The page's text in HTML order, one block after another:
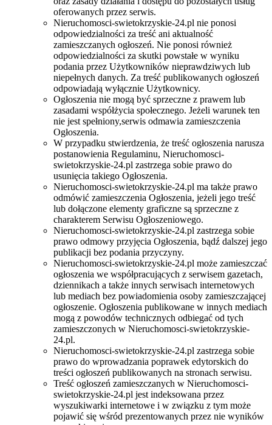
oferowanych przez serwis.
Nieruchomosci-swietokrzyskie-24.pl nie ponosi
odpowiedzialności za treść ani aktualność
zamieszczanych ogłoszeń. Nie ponosi również
odpowiedzialności za skutki powstałe w wyniku
podania przez Użytkowników nieprawdziwych lub
niepełnych danych. Za treść publikowanych ogłoszeń
odpowiadają wyłącznie Użytkownicy.
Ogłoszenia nie mogą być sprzeczne z prawem lub
zasadami współżycia społecznego. Jeżeli warunek ten
nie jest spełniony,serwis odmawia zamieszczenia
Ogłoszenia.
W przypadku stwierdzenia, że treść ogłoszenia narusza
postanowienia Regulaminu, Nieruchomosci-
swietokrzyskie-24.pl zastrzega sobie prawo do
usunięcia takiego Ogłoszenia.
Nieruchomosci-swietokrzyskie-24.pl ma także prawo
odmówić zamieszczenia Ogłoszenia, jeżeli jego treść
lub dołączone elementy graficzne są sprzeczne z
charakterem Serwisu Ogłoszeniowego.
Nieruchomosci-swietokrzyskie-24.pl zastrzega sobie
prawo odmowy przyjęcia Ogłoszenia, bądź dalszej jego
publikacji bez podania przyczyny.
Nieruchomosci-swietokrzyskie-24.pl może zamieszczać
ogłoszenia we współpracujących z serwisem gazetach,
dziennikach a także innych serwisach internetowych
lub mediach bez powiadomienia osoby zamieszczającej
ogłoszenie. Ogłoszenia publikowane w innych mediach
mogą z powodów technicznych odbiegać od tych
zamieszczonych w Nieruchomosci-swietokrzyskie-
24.pl.
Nieruchomosci-swietokrzyskie-24.pl zastrzega sobie
prawo do wprowadzania poprawek edytorskich do
treści ogłoszeń publikowanych na stronach serwisu.
Treść ogłoszeń zamieszczanych w Nieruchomosci-
swietokrzyskie-24.pl jest indeksowana przez
wyszukiwarki internetowe i w związku z tym może
pojawić się wśród prezentowanych przez nie wyników